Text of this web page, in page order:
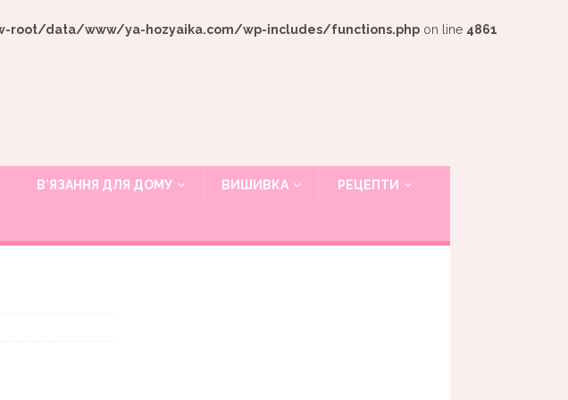
root/data/www/ya-hozyaika.com/wp-includes/functions.php on line 4861
В’ЯЗАННЯ ДЛЯ ДОМУ ВИШИВКА РЕЦЕПТИ